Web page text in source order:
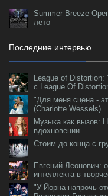
Summer Breeze
лето
Последние интервью
League of
с League Of
"Для меня сцена -
(Charlotte Wessels)
Музыка как вызов:
вдохновении
Стоим до конца с
Евгений Леонович:
интеллекта в
"У Йорна напрочь